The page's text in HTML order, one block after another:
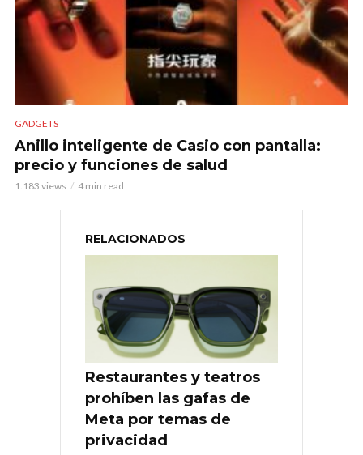
GADGETS
Anillo inteligente de Casio con pantalla:
precio y funciones de salud
1.183 views 4 min read
RELACIONADOS
Restaurantes y teatros
prohíben las gafas de
Meta por temas de
privacidad